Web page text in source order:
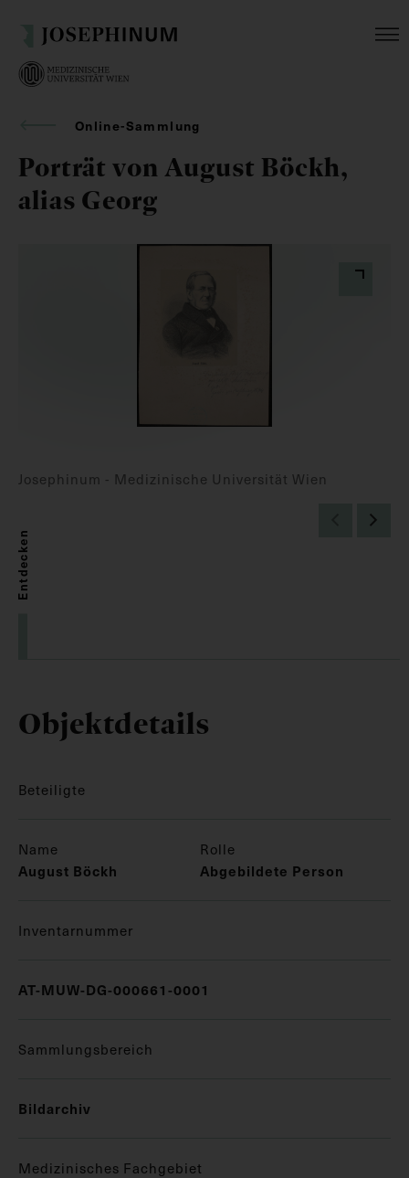
Online-Sammlung
Porträt von August Böckh,
alias Georg
Josephinum - Medizinische Universität Wien
Entdecken
Objektdetails
Beteiligte
Name Rolle
August Böckh Abgebildete Person
Inventarnummer
AT-MUW-DG-000661-0001
Sammlungsbereich
Bildarchiv
Medizinisches Fachgebiet